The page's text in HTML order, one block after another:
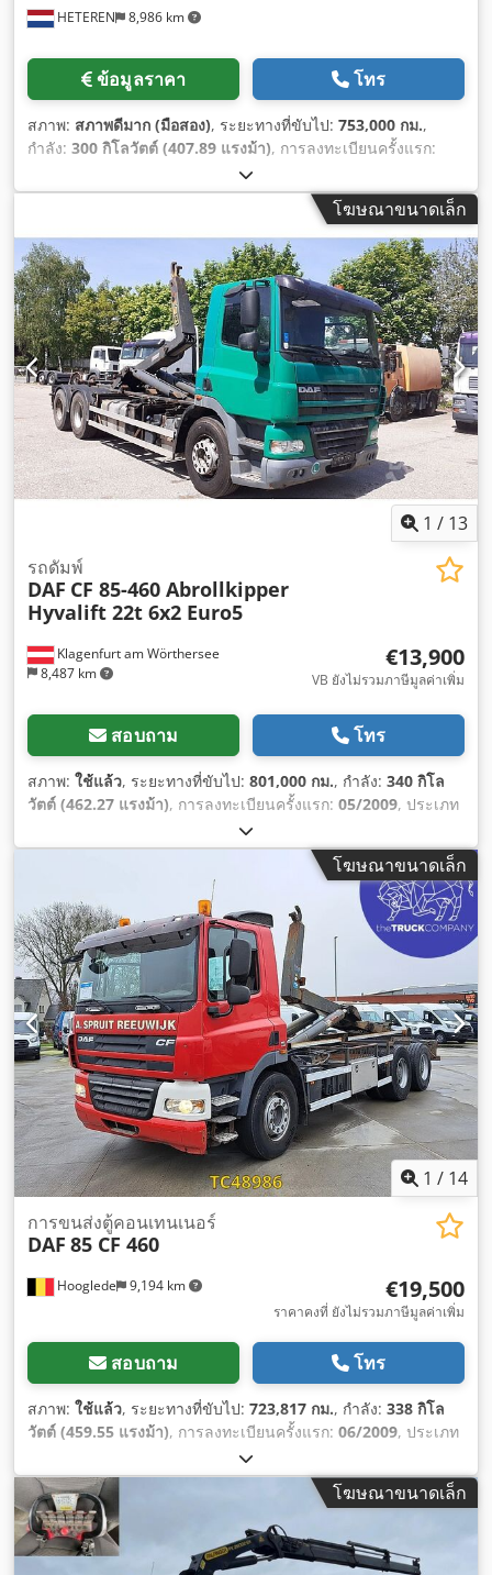
HETEREN 8,986 km
ข้อมูลราคา โทร
สภาพ: สภาพดีมาก (มือสอง), ระยะทางที่ขับไป: 753,000 กม.,
กำลัง: 300 กิโลวัตต์ (407.89 แรงม้า), การลงทะเบียนครั้งแรก:
ดีเซล, การกำหนดค่าของเพลา:
เชื้อเพลิง:ดีเซล, ประเภทเกียร์:เครื่องกล, ระดับชั้นการปล่อย
, น้ำหนักบรรทุกเพลาที่อนุญาต (เพลา 1): 9,000 กก.,
น้ำหนักบรรทุกที่อนุญาตของเพลา (เพลา 2):9,000 กก., น้ำหนัก
เพลาที่อนุญาต (เพลา 3): 11,500 กก., ความยาวพื้นที่บรรทุก:7,000
มม, ความกว้างของพื้นที่บรรทุก:2,550 มม, ความสูงพื้นที่บรรทุก
สินค้า:1,070 มม, ปีที่ผลิต:2011, อุปกรณ์:ข้อต่อพ่วงรถพ่วง,
เครน,
โฆษณาขนาดเล็ก
1 / 13
Klagenfurt am Wörthersee
8,487 km
รถดัมพ์
DAF CF 85-460 Abrollkipper
Hyvalift 22t 6x2 Euro5
€13,900
VB ยังไม่รวมภาษีมูลค่าเพิ่ม
สอบถาม โทร
สภาพ: ใช้แล้ว, ระยะทางที่ขับไป: 801,000 กม., กำลัง: 340 กิโล
วัตต์ (462.27 แรงม้า), การลงทะเบียนครั้งแรก: 05/2009, ประเภท
11,575 กก.
14,350 กก., น้ำหนักรวม:26,000 กก., การกำหนดค่าของเพลา:
ดีเซล , เบรก:อินทาร์เดอร์,
ประเภทเกียร์:
, ระดับชั้นการปล่อยมลพิษ: ยูโร 5, ช่วง
ล่าง:เหล็ก-อากาศ, ปีที่ผลิต:2009, อุปกรณ์: รีทาร์เดอร์, ไฮดรอลิก,
โฆษณาขนาดเล็ก
1 / 14
Hooglede 9,194 km
การขนส่งตู้คอนเทนเนอร์
DAF 85 CF 460
€19,500
ราคาคงที่ ยังไม่รวมภาษีมูลค่าเพิ่ม
สอบถาม โทร
สภาพ: ใช้แล้ว, ระยะทางที่ขับไป: 723,817 กม., กำลัง: 338 กิโล
วัตต์ (459.55 แรงม้า), การลงทะเบียนครั้งแรก: 06/2009, ประเภท
5,000 มม
อื่นๆ, ห้องโดยสารคนขับ:ห้องโดยสารกลางวัน, ประเภทเกียร์:
อัตโนมัติ, ระดับชั้นการปล่อยมลพิษ:
, ความยาวทั้งหมด:
8,400 มม, ความกว้างทั้งหมด: 2,500 มม
ปีที่ผลิต:2009
โฆษณาขนาดเล็ก